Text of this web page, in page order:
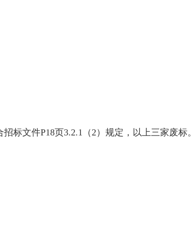
标文件P18页3.2.1（2）规定，以上三家废标。